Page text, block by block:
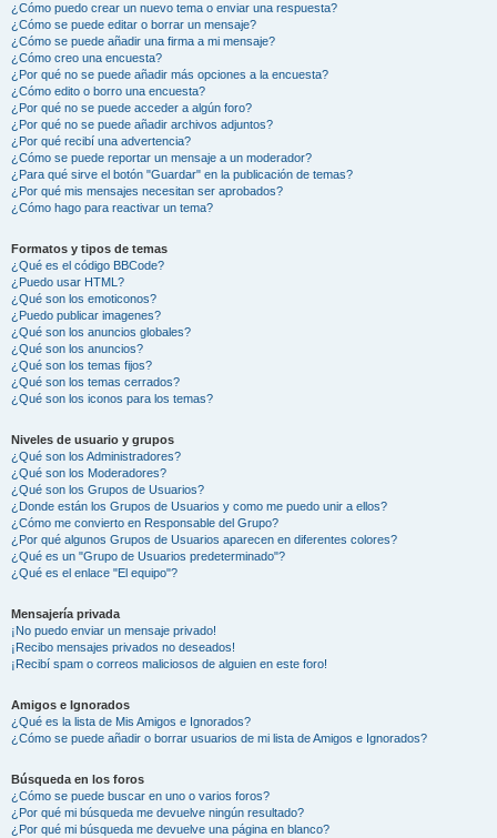
¿Cómo puedo crear un nuevo tema o enviar una respuesta?
¿Cómo se puede editar o borrar un mensaje?
¿Cómo se puede añadir una firma a mi mensaje?
¿Cómo creo una encuesta?
¿Por qué no se puede añadir más opciones a la encuesta?
¿Cómo edito o borro una encuesta?
¿Por qué no se puede acceder a algún foro?
¿Por qué no se puede añadir archivos adjuntos?
¿Por qué recibí una advertencia?
¿Cómo se puede reportar un mensaje a un moderador?
¿Para qué sirve el botón "Guardar" en la publicación de temas?
¿Por qué mis mensajes necesitan ser aprobados?
¿Cómo hago para reactivar un tema?
Formatos y tipos de temas
¿Qué es el código BBCode?
¿Puedo usar HTML?
¿Qué son los emoticonos?
¿Puedo publicar imagenes?
¿Qué son los anuncios globales?
¿Qué son los anuncios?
¿Qué son los temas fijos?
¿Qué son los temas cerrados?
¿Qué son los iconos para los temas?
Niveles de usuario y grupos
¿Qué son los Administradores?
¿Qué son los Moderadores?
¿Qué son los Grupos de Usuarios?
¿Donde están los Grupos de Usuarios y como me puedo unir a ellos?
¿Cómo me convierto en Responsable del Grupo?
¿Por qué algunos Grupos de Usuarios aparecen en diferentes colores?
¿Qué es un "Grupo de Usuarios predeterminado"?
¿Qué es el enlace "El equipo"?
Mensajería privada
¡No puedo enviar un mensaje privado!
¡Recibo mensajes privados no deseados!
¡Recibí spam o correos maliciosos de alguien en este foro!
Amigos e Ignorados
¿Qué es la lista de Mis Amigos e Ignorados?
¿Cómo se puede añadir o borrar usuarios de mi lista de Amigos e Ignorados?
Búsqueda en los foros
¿Cómo se puede buscar en uno o varios foros?
¿Por qué mi búsqueda me devuelve ningún resultado?
¿Por qué mi búsqueda me devuelve una página en blanco?